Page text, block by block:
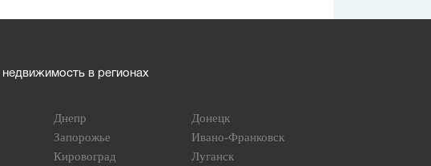
в регионах
Днепр
Донецк
Запорожье
Ивано-Франковск
Кировоград Луганск